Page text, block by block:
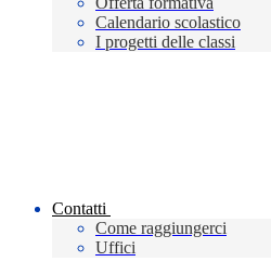
Calendario scolastico
I progetti delle classi
Contatti
Come raggiungerci
Uffici